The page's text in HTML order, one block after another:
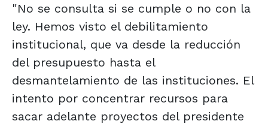
"No se consulta si se cumple o no con la
ley. Hemos visto el debilitamiento
institucional, que va desde la reducción
del presupuesto hasta el
desmantelamiento de las instituciones. El
intento por concentrar recursos para
sacar adelante proyectos del presidente